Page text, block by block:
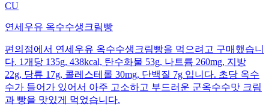
CU
연세우유 옥수수생크림빵
편의점에서 연세우유 옥수수생크림빵을 먹으려고 구매했습니
다. 1개당 135g, 438kcal, 탄수화물 53g, 나트륨 260mg, 지방
22g, 당류 17g, 콜레스테롤 30mg, 단백질 7g 입니다. 초당 옥수
수가 들어가 있어서 아주 고소하고 부드러운 군옥수수맛 크림
과 빵을 맛있게 먹었습니다.